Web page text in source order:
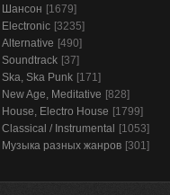
Шансон [1679]
Electronic [3235]
Alternative [490]
Soundtrack [37]
Ska, Ska Punk [171]
New Age, Meditative [828]
House, Electro House [1799]
Classical / Instrumental
[1053]
Музыка разных жанров [301]